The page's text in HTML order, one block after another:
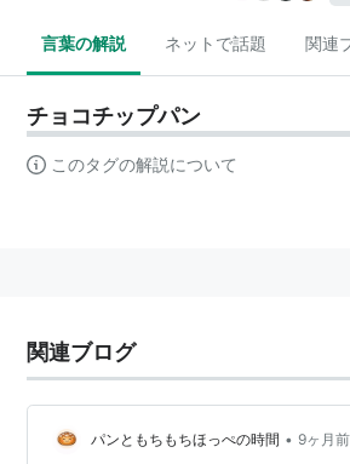
言葉の解説 ネットで話題 関連
チョコチップパン
このタグの解説について
関連ブログ
パンともちもちほっぺの時間 • 9ヶ月前